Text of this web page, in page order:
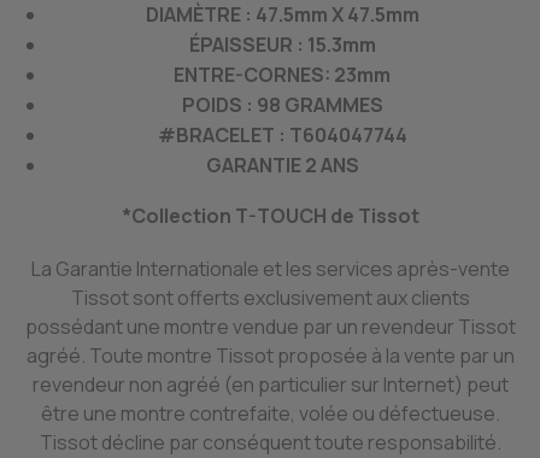
DIAMÈTRE : 47.5mm X 47.5mm
ÉPAISSEUR : 15.3mm
ENTRE-CORNES: 23mm
POIDS : 98 GRAMMES
#BRACELET : T604047744
GARANTIE 2 ANS
*Collection T-TOUCH de Tissot
La Garantie Internationale et les services après-vente
Tissot sont offerts exclusivement aux clients
possédant une montre vendue par un revendeur Tissot
agréé. Toute montre Tissot proposée à la vente par un
revendeur non agréé (en particulier sur Internet) peut
être une montre contrefaite, volée ou défectueuse.
Tissot décline par conséquent toute responsabilité.